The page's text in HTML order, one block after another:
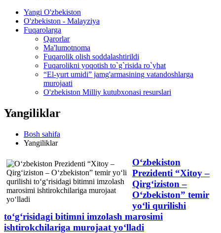
Yangi O'zbekiston
O'zbekiston - Malayziya
Fuqarolarga
Qarorlar
Ma'lumotnoma
Fuqarolik olish soddalashtirildi
Fuqarolikni yoqotish to`g`risida ro`yhat
“El-yurt umidi” jamg'armasining vatandoshlarga
murojaati
O'zbekiston Milliy kutubxonasi resurslari
Yangiliklar
Bosh sahifa
Yangiliklar
O‘zbekiston
Prezidenti “Xitoy –
Qirg‘iziston –
O‘zbekiston” temir
yo‘li qurilishi
to‘g‘risidagi bitimni imzolash marosimi
ishtirokchilariga murojaat yo‘lladi